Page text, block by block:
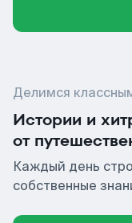
Делимся
Истории и
от
Каждый день
собственные